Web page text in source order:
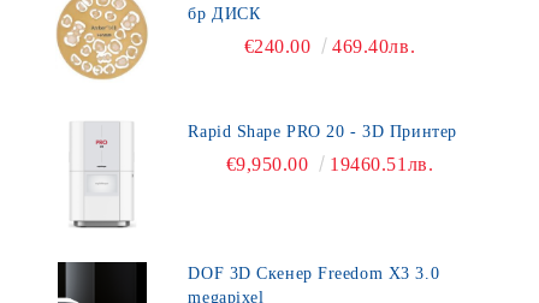
бр ДИСК
€240.00 469.40лв.
Rapid Shape PRO 20 - 3D Принтер
€9,950.00 19460.51лв.
DOF 3D Скенер Freedom X3 3.0
megapixel